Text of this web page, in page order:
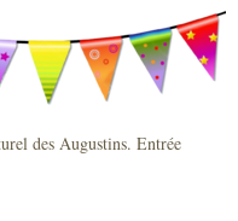
des Augustins. Entrée